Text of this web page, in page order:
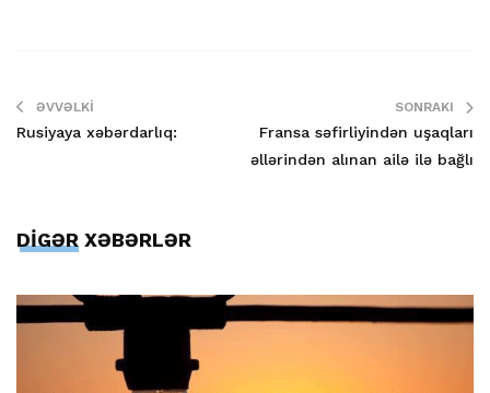
ƏVVƏLKI
Rusiyaya xəbərdarlıq:
SONRAKI
Fransa səfirliyindən uşaqları
əllərindən alınan ailə ilə bağlı
DİGƏR XƏBƏRLƏR